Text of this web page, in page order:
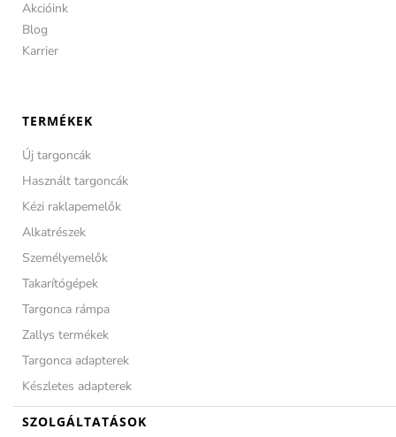
Akcióink
Blog
Karrier
TERMÉKEK
Új targoncák
Használt targoncák
Kézi raklapemelők
Alkatrészek
Személyemelők
Takarítógépek
Targonca rámpa
Zallys termékek
Targonca adapterek
Készletes adapterek
SZOLGÁLTATÁSOK